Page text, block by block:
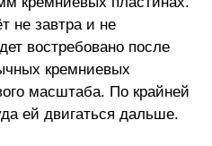
не завтра и не
востребовано после
кремниевых
масштаба. По крайней
ей двигаться дальше.